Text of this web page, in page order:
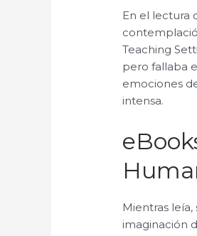
En el lectura
Teaching
pero fallaba
emociones
intensa.
Mientras
imaginación